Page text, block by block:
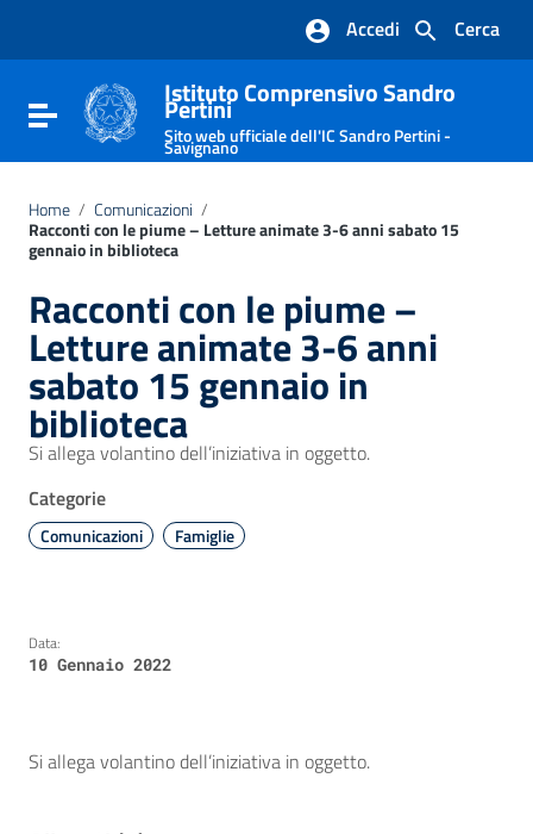
Vai al footer
Cerca
Accedi
Attiva / disattiva la navigazione
Istituto Comprensivo Sandro
Pertini
Sito web ufficiale dell'IC Sandro Pertini -
Savignano
Home / Comunicazioni /
Racconti con le piume – Letture animate 3-6 anni sabato 15
gennaio in biblioteca
Racconti con le piume –
Letture animate 3-6 anni
sabato 15 gennaio in
biblioteca
Si allega volantino dell’iniziativa in oggetto.
Categorie
Comunicazioni Famiglie
Data:
10 Gennaio 2022
Si allega volantino dell’iniziativa in oggetto.